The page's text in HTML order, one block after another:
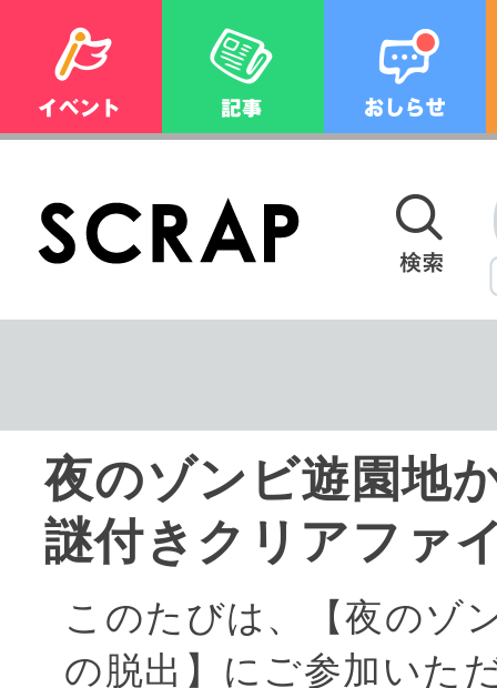
夜のゾンビ遊園地
謎付きクリアファ
このたびは、【夜のゾ
の脱出】にご参加いた